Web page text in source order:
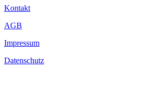
Kontakt
AGB
Impressum
Datenschutz